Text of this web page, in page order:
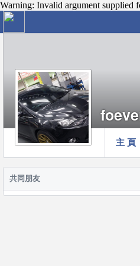
Warning: Invalid argument
主 頁
共同朋友